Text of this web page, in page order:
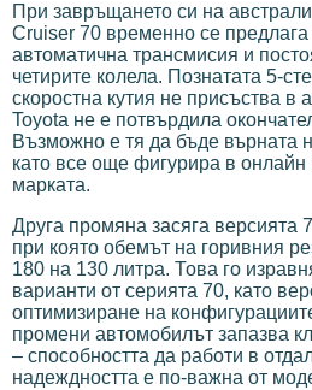
При завръщането си на
Cruiser 70 временно се
автоматична трансмисия и
четирите колела. Познатата 5-
скоростна кутия не присъства в
Toyota не е потвърдила
Възможно е тя да бъде върната
като все още фигурира в онлайн
марката.
Друга промяна засяга версията
при която обемът на горивния
180 на 130 литра. Това го
варианти от серията 70, като
оптимизиране на
промени автомобилът запазва
– способността да работи в
надеждността е по-важна от